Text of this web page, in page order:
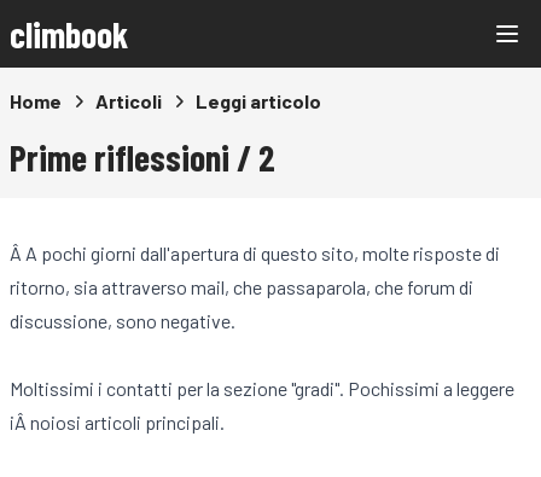
climbook
Home Articoli Leggi articolo
Prime riflessioni / 2
Â A pochi giorni dall'apertura di questo sito, molte risposte di
ritorno, sia attraverso mail, che passaparola, che forum di
discussione, sono negative.
Moltissimi i contatti per la sezione "gradi". Pochissimi a leggere
iÂ noiosi articoli principali.